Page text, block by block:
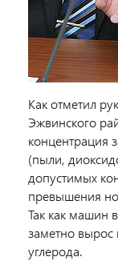
Как отметил
Эжвинского
концентрация
(пыли,
допустимых
превышения
Так как машин
заметно вырос
углерода.